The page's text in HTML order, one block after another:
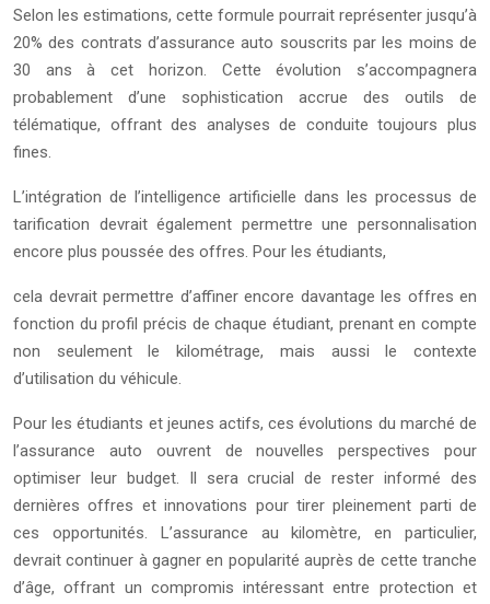
Selon les estimations, cette formule pourrait représenter jusqu’à
20% des contrats d’assurance auto souscrits par les moins de
30 ans à cet horizon. Cette évolution s’accompagnera
probablement d’une sophistication accrue des outils de
télématique, offrant des analyses de conduite toujours plus
fines.
L’intégration de l’intelligence artificielle dans les processus de
tarification devrait également permettre une personnalisation
encore plus poussée des offres. Pour les étudiants,
cela devrait permettre d’affiner encore davantage les offres en
fonction du profil précis de chaque étudiant, prenant en compte
non seulement le kilométrage, mais aussi le contexte
d’utilisation du véhicule.
Pour les étudiants et jeunes actifs, ces évolutions du marché de
l’assurance auto ouvrent de nouvelles perspectives pour
optimiser leur budget. Il sera crucial de rester informé des
dernières offres et innovations pour tirer pleinement parti de
ces opportunités. L’assurance au kilomètre, en particulier,
devrait continuer à gagner en popularité auprès de cette tranche
d’âge, offrant un compromis intéressant entre protection et